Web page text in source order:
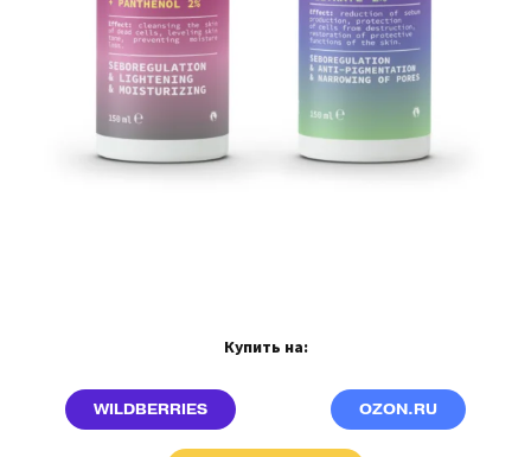
Купить на:
WILDBERRIES OZON.RU